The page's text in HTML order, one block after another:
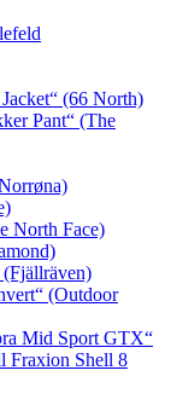
(66 North)
Pant“ (The
North Face)
(Outdoor
Mid Sport GTX“
Fraxion Shell 8